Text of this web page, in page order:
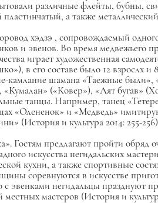
различные флейты, бубны,
а также
хэдзэ , сопровождаемый
и эвенов. Во время медвежьего
играет художественная
в его составе было 12 взрослх
камлание шамана «Таежные были»,
(«Ковер»), «Аят бугав»
танцы. Например, танец
«Олененок» и «Медведь»
(История и культура 2014: 255-
Гостям предлагают пройти обряд
искусства негидальских
кухни, а также спортивные
соревнуются в искусстве
эвенками негидальцы празднуют
мастеров (История и